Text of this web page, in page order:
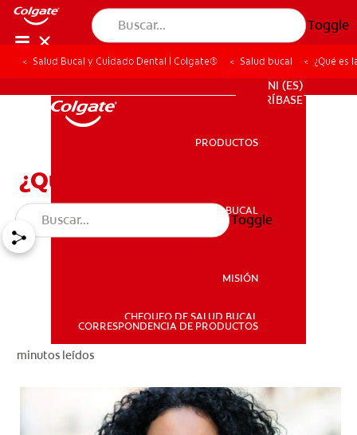
Toggle
SALUD BUCAL
CORRESPONDENCIA DE PRODUCTOS
NI (ES)
SUSCRÍBASE
PRODUCTOS
SALUD BUCAL
MISIÓN
CHEQUEO DE SALUD BUCAL
CORRESPONDENCIA DE PRODUCTOS
Toggle
Salud Bucal y Cuidado Dental | Colgate® Salud bucal ¿Qué es
¿Qué es la cera dental?
minutos leídos